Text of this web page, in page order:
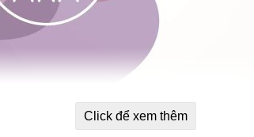
Click để xem thêm